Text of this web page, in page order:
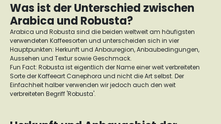
Was ist der Unterschied zwischen
Arabica und Robusta?
Arabica und Robusta sind die beiden weltweit am häufigsten
verwendeten Kaffeesorten und unterscheiden sich in vier
Hauptpunkten: Herkunft und Anbauregion, Anbaubedingungen,
Aussehen und Textur sowie Geschmack.
Fun Fact: Robusta ist eigentlich der Name einer weit verbreiteten
Sorte der Kaffeeart Canephora und nicht die Art selbst. Der
Einfachheit halber verwenden wir jedoch auch den weit
verbreiteten Begriff 'Robusta'.